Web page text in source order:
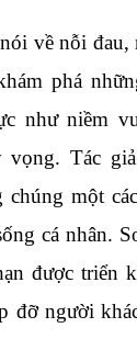
về nỗi đau,
phá
như niềm
vọng. Tác
chúng một
cá nhân.
được triển
đỡ người